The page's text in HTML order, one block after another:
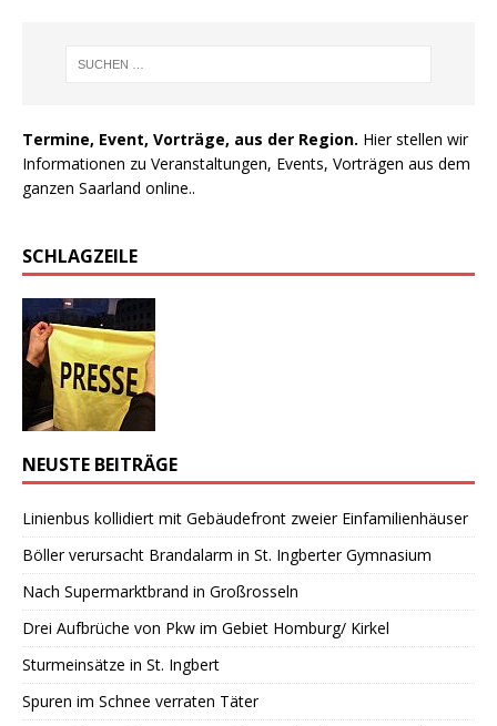
Termine, Event, Vorträge, aus der Region. Hier stellen wir
Informationen zu Veranstaltungen, Events, Vorträgen aus dem
ganzen Saarland online..
SCHLAGZEILE
NEUSTE BEITRÄGE
Linienbus kollidiert mit Gebäudefront zweier Einfamilienhäuser
Böller verursacht Brandalarm in St. Ingberter Gymnasium
Nach Supermarktbrand in Großrosseln
Drei Aufbrüche von Pkw im Gebiet Homburg/ Kirkel
Sturmeinsätze in St. Ingbert
Spuren im Schnee verraten Täter